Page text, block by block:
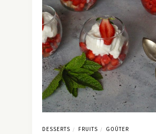
DESSERTS / FRUITS / GOÛTER